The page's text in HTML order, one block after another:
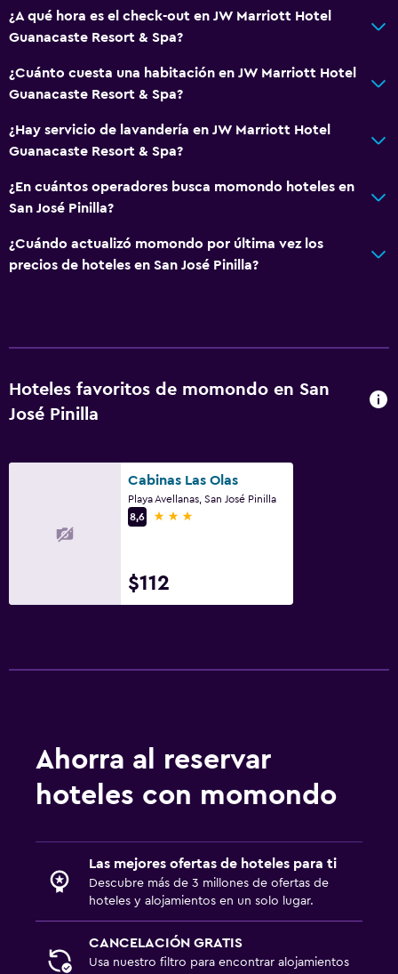
Mascotas permitidas bajo consulta (pueden aplicar cargos
Plantas superiores accesibles por ascensor
Servicios básicos
Alarma de humo
Aire acondicionado
Champú
Vista al jardín
Posibilidad de habitaciones conectadas
Espacio de almacenamiento
Vista al mar
Zona de estar
Pantuflas
¿A qué hora es el check-out en JW Marriott Hotel
Guanacaste Resort & Spa?
¿Cuánto cuesta una habitación en JW Marriott Hotel
Guanacaste Resort & Spa?
¿Hay servicio de lavandería en JW Marriott Hotel
Guanacaste Resort & Spa?
¿En cuántos operadores busca momondo hoteles en
San José Pinilla?
¿Cuándo actualizó momondo por última vez los
precios de hoteles en San José Pinilla?
Hoteles favoritos de momondo en San
José Pinilla
Cabinas Las Olas
Playa Avellanas, San José Pinilla
8,6
3 estrellas
$112
Ahorra al reservar
hoteles con momondo
Las mejores ofertas de hoteles para ti
Descubre más de 3 millones de ofertas de
hoteles y alojamientos en un solo lugar.
CANCELACIÓN GRATIS
Usa nuestro filtro para encontrar alojamientos